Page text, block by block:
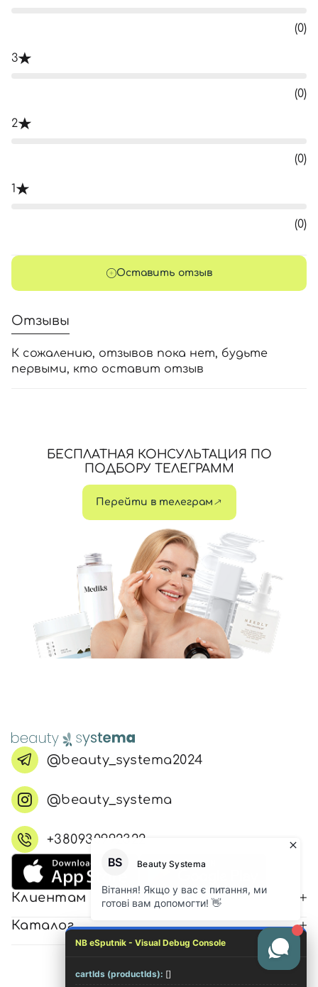
(0)
3
(0)
2
(0)
1
(0)
Оставить отзыв
Отзывы
К сожалению, отзывов пока нет, будьте
первыми, кто оставит отзыв
БЕСПЛАТНАЯ КОНСУЛЬТАЦИЯ ПО
ПОДБОРУ ТЕЛЕГРАММ
Перейти в телеграм
@beauty_systema2024
@beauty_systema
+380930992322
Клиентам
Каталог
© 2026 Все права защищены
NB eSputnik - Visual Debug Console
cartIds (productIds): []